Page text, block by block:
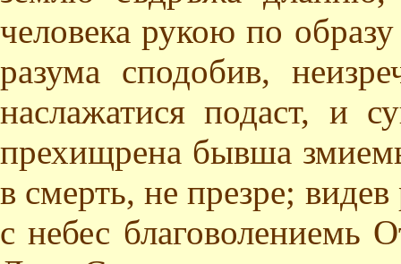
человека рукою по
разума сподобив,
наслажатися подаст, и
прехищрена бывша
в смерть, не презре;
с небес благоволениемь